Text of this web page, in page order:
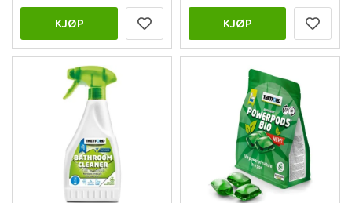
KJØP KJØP